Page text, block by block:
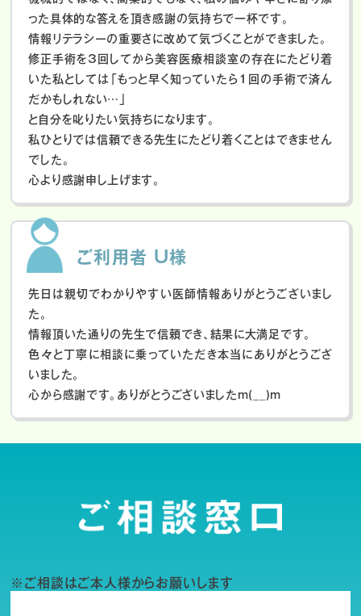
った具体的な答えを頂き感謝の気持ちで一杯です。
情報リテラシーの重要さに改めて気づくことができました。
修正手術を3回してから美容医療相談室の存在にたどり着
いた私としては「もっと早く知っていたら1回の手術で済ん
だかもしれない…」
と自分を叱りたい気持ちになります。
私ひとりでは信頼できる先生にたどり着くことはできません
でした。
心より感謝申し上げます。
ご利用者 U様
先日は親切でわかりやすい医師情報ありがとうございまし
た。
情報頂いた通りの先生で信頼でき、結果に大満足です。
色々と丁寧に相談に乗っていただき本当にありがとうござ
いました。
心から感謝です。ありがとうございましたm(__)m
※ご相談はご本人様からお願いします